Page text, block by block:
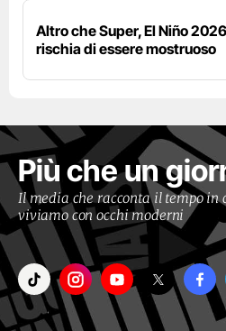
Altro che Super, El Niño
rischia di essere mostruoso
Più che un
Il media che racconta il tempo in
viviamo con occhi moderni